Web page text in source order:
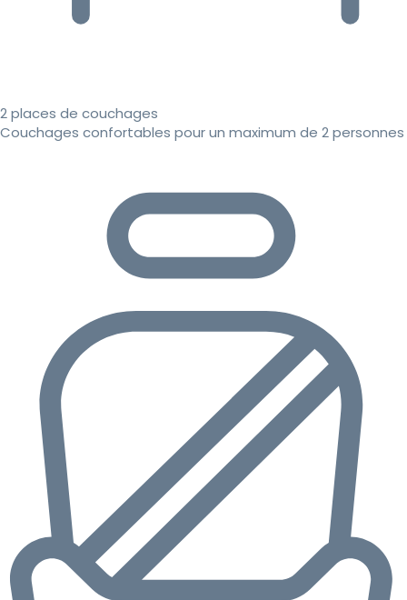
2 places de couchages
Couchages confortables pour un maximum de 2 personnes